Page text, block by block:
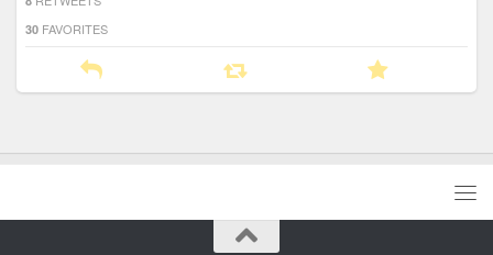
30 FAVORITES